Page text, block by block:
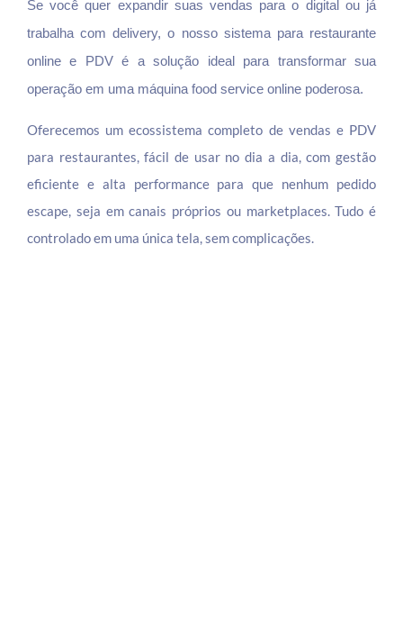
Se você quer expandir suas vendas para o digital ou já
trabalha com delivery, o nosso sistema para restaurante
online e PDV é a solução ideal para transformar sua
operação em uma máquina food service online poderosa.
Oferecemos um ecossistema completo de vendas e PDV
para restaurantes, fácil de usar no dia a dia, com gestão
eficiente e alta performance para que nenhum pedido
escape, seja em canais próprios ou marketplaces. Tudo é
controlado em uma única tela, sem complicações.